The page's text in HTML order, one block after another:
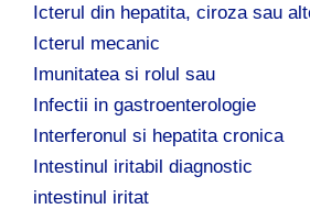
Icterul din hepatita, ciroza sau
Icterul mecanic
Imunitatea si rolul sau
Infectii in gastroenterologie
Interferonul si hepatita cronica
Intestinul iritabil diagnostic
intestinul iritat